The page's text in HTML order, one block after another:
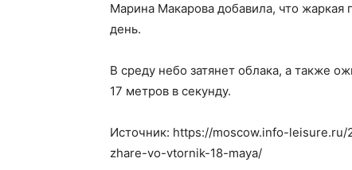
Марина Макарова добавила, что жаркая
день.
В среду небо затянет облака, а также
17 метров в секунду.
Источник: https://moscow.info-
zhare-vo-vtornik-18-maya/